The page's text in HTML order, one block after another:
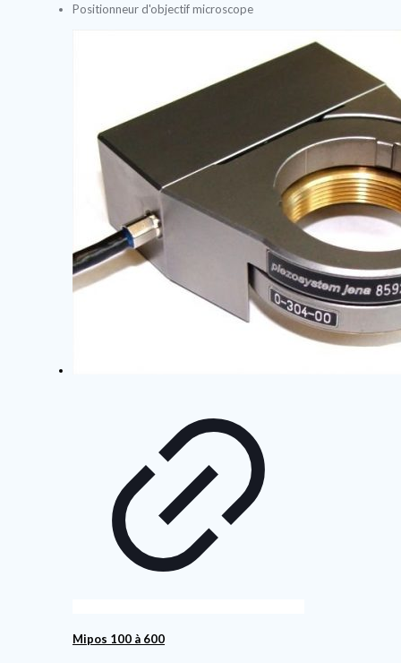
Positionneur d'objectif microscope
Mipos 100 à 600